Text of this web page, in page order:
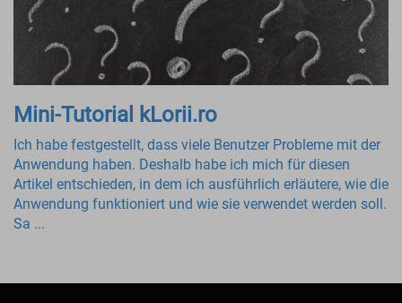
Mini-Tutorial kLorii.ro
Ich habe festgestellt, dass viele Benutzer Probleme mit der
Anwendung haben. Deshalb habe ich mich für diesen
Artikel entschieden, in dem ich ausführlich erläutere, wie die
Anwendung funktioniert und wie sie verwendet werden soll.
Sa ...